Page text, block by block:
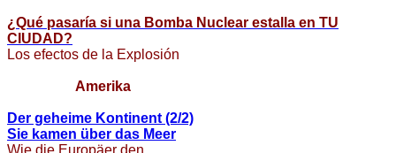
¿Qué pasaría si una Bomba Nuclear estalla en TU
CIUDAD?
Los efectos de la Explosión
Amerika
Der geheime Kontinent (2/2)
Sie kamen über das Meer